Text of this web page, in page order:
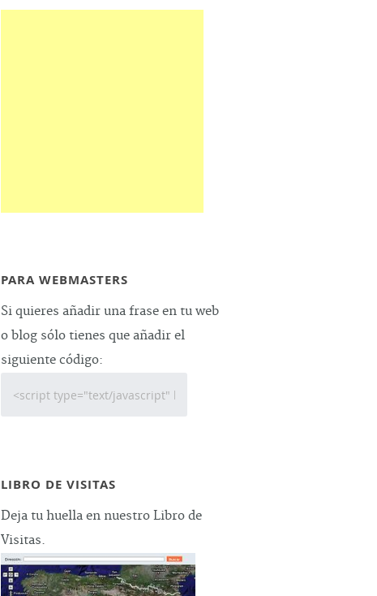
PARA WEBMASTERS
Si quieres añadir una frase en tu web
o blog sólo tienes que añadir el
siguiente código:
LIBRO DE VISITAS
Deja tu huella en nuestro Libro de
Visitas.